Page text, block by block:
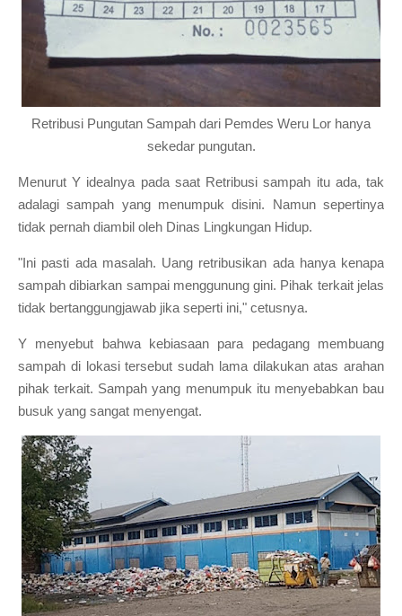
Retribusi Pungutan Sampah dari Pemdes Weru Lor hanya
sekedar pungutan.
Menurut Y idealnya pada saat Retribusi sampah itu ada, tak
adalagi sampah yang menumpuk disini. Namun sepertinya
tidak pernah diambil oleh Dinas Lingkungan Hidup.
"Ini pasti ada masalah. Uang retribusikan ada hanya kenapa
sampah dibiarkan sampai menggunung gini. Pihak terkait jelas
tidak bertanggungjawab jika seperti ini," cetusnya.
Y menyebut bahwa kebiasaan para pedagang membuang
sampah di lokasi tersebut sudah lama dilakukan atas arahan
pihak terkait. Sampah yang menumpuk itu menyebabkan bau
busuk yang sangat menyengat.